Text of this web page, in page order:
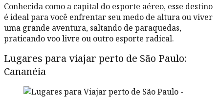
Conhecida como a capital do esporte aéreo, esse destino
é ideal para você enfrentar seu medo de altura ou viver
uma grande aventura, saltando de paraquedas,
praticando voo livre ou outro esporte radical.
Lugares para viajar perto de São Paulo:
Cananéia